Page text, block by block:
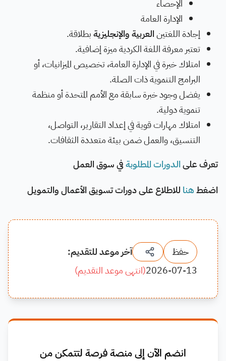
الإحصاء
الإدارة العامة
إجادة اللغتينالعربية والإنجليزيةبطلاقة.
تعتبر معرفة اللغة الكردية ميزة إضافية.
امتلاك خبرة في الإدارة العامة، تخصيص الميزانيات، أو
البرامج التنموية ذات الصلة.
يفضل وجود خبرة سابقة مع الأمم المتحدة أو منظمة
تنموية دولية.
امتلاك مهارات قوية في إعداد التقارير، التواصل،
التنسيق، والعمل ضمن بيئة متعددة الثقافات.
تعرف علىالدورات المطلوبةفي سوق العمل
اضغطهنا للاطلاع على دورات تسويق الأعمال والتمويل
حفظ
آخر موعد للتقديم:
2026-07-13
(انتهى موعد التقديم)
انضم الآن إلى منصة فرصة لتتمكن من